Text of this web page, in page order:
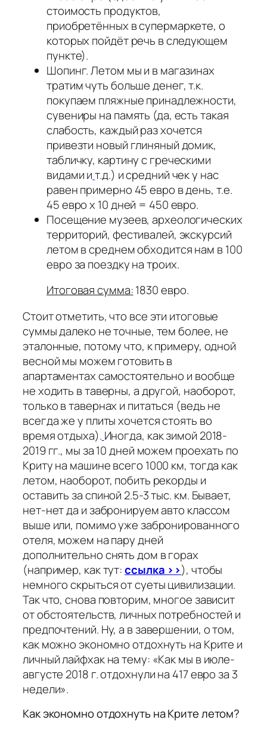
стоимость продуктов,
приобретённых в супермаркете, о
которых пойдёт речь в следующем
пункте).
Шопинг. Летом мы и в магазинах
тратим чуть больше денег, т.к.
покупаем пляжные принадлежности,
сувениры на память (да, есть такая
слабость, каждый раз хочется
привезти новый глиняный домик,
табличку, картину с греческими
видами ит.д.) и средний чек у нас
равен примерно 45 евро в день, т.е.
45 евро х 10 дней = 450 евро.
Посещение музеев, археологических
территорий, фестивалей, экскурсий
летом в среднем обходится нам в 100
евро за поездку на троих.
Итоговая сумма:1830 евро.
Стоит отметить, что все эти итоговые
суммы далеко не точные, тем более, не
эталонные, потому что, к примеру, одной
весной мы можем готовить в
апартаментах самостоятельно и вообще
не ходить в таверны, а другой, наоборот,
только в тавернах и питаться (ведь не
всегда же у плиты хочется стоять во
время отдыха). Иногда, как зимой 2018-
2019 гг., мы за 10 дней можем проехать по
Криту на машине всего 1000 км, тогда как
летом, наоборот, побить рекорды и
оставить за спиной 2.5-3 тыс. км. Бывает,
нет-нет да и забронируем авто классом
выше или, помимо уже забронированного
отеля, можем на пару дней
дополнительно снять дом в горах
(например, как тут:ссылка >>), чтобы
немного скрыться от суеты цивилизации.
Так что, снова повторим, многое зависит
от обстоятельств, личных потребностей и
предпочтений. Ну, а в завершении, о том,
как можно экономно отдохнуть на Крите и
личный лайфхак на тему: «Как мы в июле-
августе 2018 г. отдохнули на 417 евро за 3
недели».
Как экономно отдохнуть на Крите летом?